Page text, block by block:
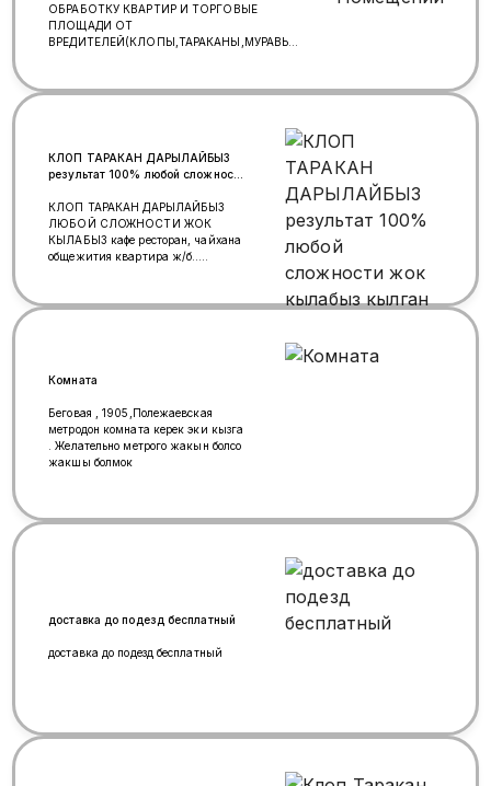
ОБРАБОТКУ КВАРТИР И ТОРГОВЫЕ
ПЛОЩАДИ ОТ
ВРЕДИТЕЛЕЙ(КЛОПЫ,ТАРАКАНЫ,МУРАВЬИ)
МЕТОД,МЕТОД ХОЛОДНОГО И ГОРЯЧЕГО
КЛОП ТАРАКАН ДАРЫЛАЙБЫЗ
результат 100% любой сложности
жооп беребиз
КЛОП ТАРАКАН ДАРЫЛАЙБЫЗ
ЛЮБОЙ СЛОЖНОСТИ ЖОК
КЫЛАБЫЗ кафе ресторан, чайхана
общежития квартира ж/б..
Средствалар сатылат эн арзан
БИЗГЕ
ЖОК КЫЛЫП БЕРЕБИЗ
+79672073200☎️✉️
Комната
Беговая , 1905,Полежаевская
метродон комната керек эки кызга
. Желательно метрого жакын болсо
жакшы болмок
доставка до подезд бесплатный
доставка до подезд бесплатный